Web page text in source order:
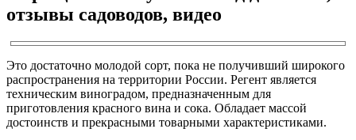
отзывы садоводов, видео
Это достаточно молодой сорт, пока не получивший широкого
распространения на территории России. Регент является
техническим виноградом, предназначенным для
приготовления красного вина и сока. Обладает массой
достоинств и прекрасными товарными характеристиками.